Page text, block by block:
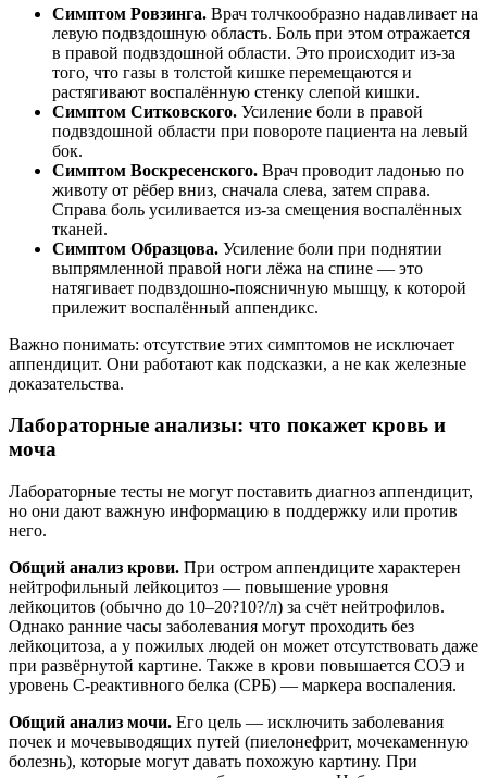
Симптом Ровзинга. Врач толчкообразно надавливает на
левую подвздошную область. Боль при этом отражается
в правой подвздошной области. Это происходит из-за
того, что газы в толстой кишке перемещаются и
растягивают воспалённую стенку слепой кишки.
Симптом Ситковского. Усиление боли в правой
подвздошной области при повороте пациента на левый
бок.
Симптом Воскресенского. Врач проводит ладонью по
животу от рёбер вниз, сначала слева, затем справа.
Справа боль усиливается из-за смещения воспалённых
тканей.
Симптом Образцова. Усиление боли при поднятии
выпрямленной правой ноги лёжа на спине — это
натягивает подвздошно-поясничную мышцу, к которой
прилежит воспалённый аппендикс.
Важно понимать: отсутствие этих симптомов не исключает
аппендицит. Они работают как подсказки, а не как железные
доказательства.
Лабораторные анализы: что покажет кровь и
моча
Лабораторные тесты не могут поставить диагноз аппендицит,
но они дают важную информацию в поддержку или против
него.
Общий анализ крови. При остром аппендиците характерен
нейтрофильный лейкоцитоз — повышение уровня
лейкоцитов (обычно до 10–20?10?/л) за счёт нейтрофилов.
Однако ранние часы заболевания могут проходить без
лейкоцитоза, а у пожилых людей он может отсутствовать даже
при развёрнутой картине. Также в крови повышается СОЭ и
уровень С-реактивного белка (СРБ) — маркера воспаления.
Общий анализ мочи. Его цель — исключить заболевания
почек и мочевыводящих путей (пиелонефрит, мочекаменную
болезнь), которые могут давать похожую картину. При